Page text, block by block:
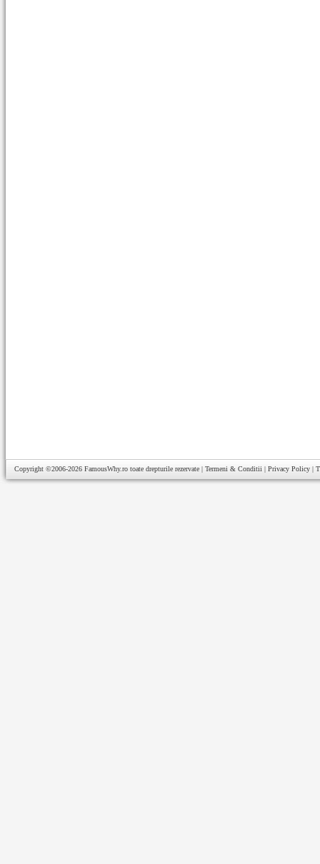
Copyright ©2006-2026 FamousWhy.ro toate drepturile rezervate | Termeni & Conditii | Privacy Policy |